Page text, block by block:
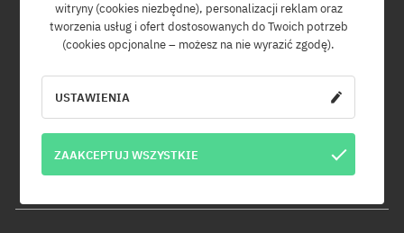
Zapisz się do naszego newslettera, a dowiesz się jako pierwszy o
nowościach i promocjach!
Dodatkowo otrzymasz kod rabatowy -5% na całe zamówienie!
witryny (cookies niezbędne), personalizacji reklam oraz
tworzenia usług i ofert dostosowanych do Twoich potrzeb
(cookies opcjonalne – możesz na nie wyrazić zgodę).
USTAWIENIA
ZAAKCEPTUJ WSZYSTKIE